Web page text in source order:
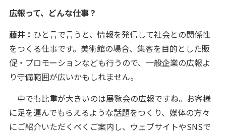
――広報って、どんな仕事？
藤井： ひと言で言うと、情報を発信して社会との関係性
をつくる仕事です。美術館の場合、集客を目的とした販
促・プロモーションなども行うので、一般企業の広報よ
り守備範囲が広いかもしれません。
中でも比重が大きいのは展覧会の広報ですね。お客様
に足を運んでもらえるような話題をつくり、媒体の方々
にご紹介いただくべくご案内し、ウェブサイトやSNSで